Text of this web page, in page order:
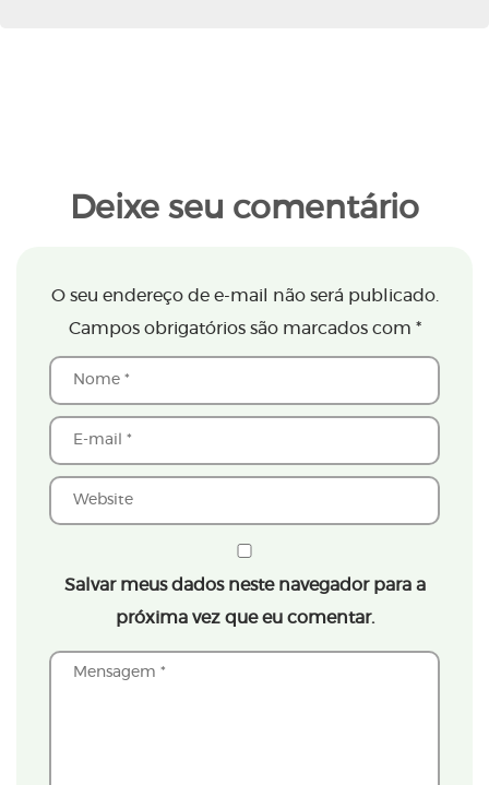
Deixe seu comentário
O seu endereço de e-mail não será publicado.
Campos obrigatórios são marcados com *
Salvar meus dados neste navegador para a
próxima vez que eu comentar.